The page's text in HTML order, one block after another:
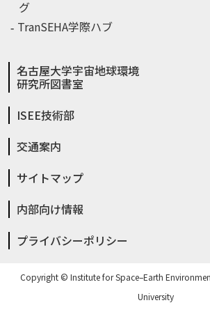
グ
TranSEHA学際ハブ
名古屋大学宇宙地球環境
研究所図書室
ISEE技術部
交通案内
サイトマップ
内部向け情報
プライバシーポリシー
Copyright © Institute for Space–Earth
University